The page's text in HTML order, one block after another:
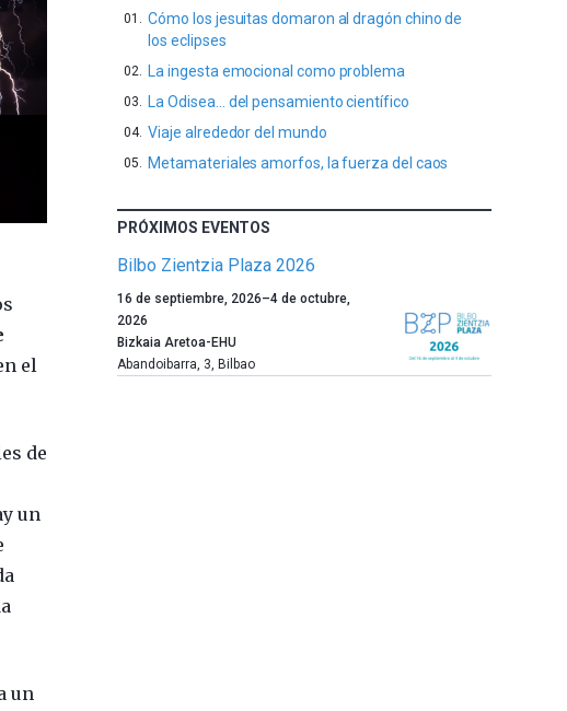
el
de
un
un
Cómo los jesuitas domaron al dragón chino de
los eclipses
La ingesta emocional como problema
La Odisea… del pensamiento científico
Viaje alrededor del mundo
Metamateriales amorfos, la fuerza del caos
PRÓXIMOS EVENTOS
Bilbo Zientzia Plaza 2026
Un
año
más,
Bilbao
16 de septiembre, 2026–4 de octubre,
2026
Bizkaia Aretoa-EHU
Abandoibarra, 3, Bilbao